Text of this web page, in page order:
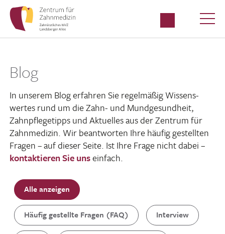
Blog
In unserem Blog erfahren Sie regel­mäßig Wissens­
wertes rund um die Zahn- und Mund­ge­sund­heit,
Zahn­pfle­ge­tipps und Aktu­elles aus der Zentrum für
Zahn­me­dizin. Wir beant­worten Ihre häufig gestellten
Fragen – auf dieser Seite. Ist Ihre Frage nicht dabei –
kontak­tieren Sie unseinfach.
Alle anzeigen
Häufig gestellte Fragen (FAQ) Interview